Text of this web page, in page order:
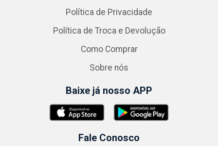
Política de Privacidade
Política de Troca e Devolução
Como Comprar
Sobre nós
Baixe já nosso APP
Fale Conosco